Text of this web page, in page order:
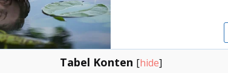
Tabel Konten [hide]